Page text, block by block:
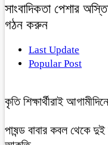
সাংবাদিকতা পেশার
গঠন করুন
Last Update
Popular Post
কৃতি শিক্ষার্থীরাই
পাষন্ড বাবার কবল থেকে